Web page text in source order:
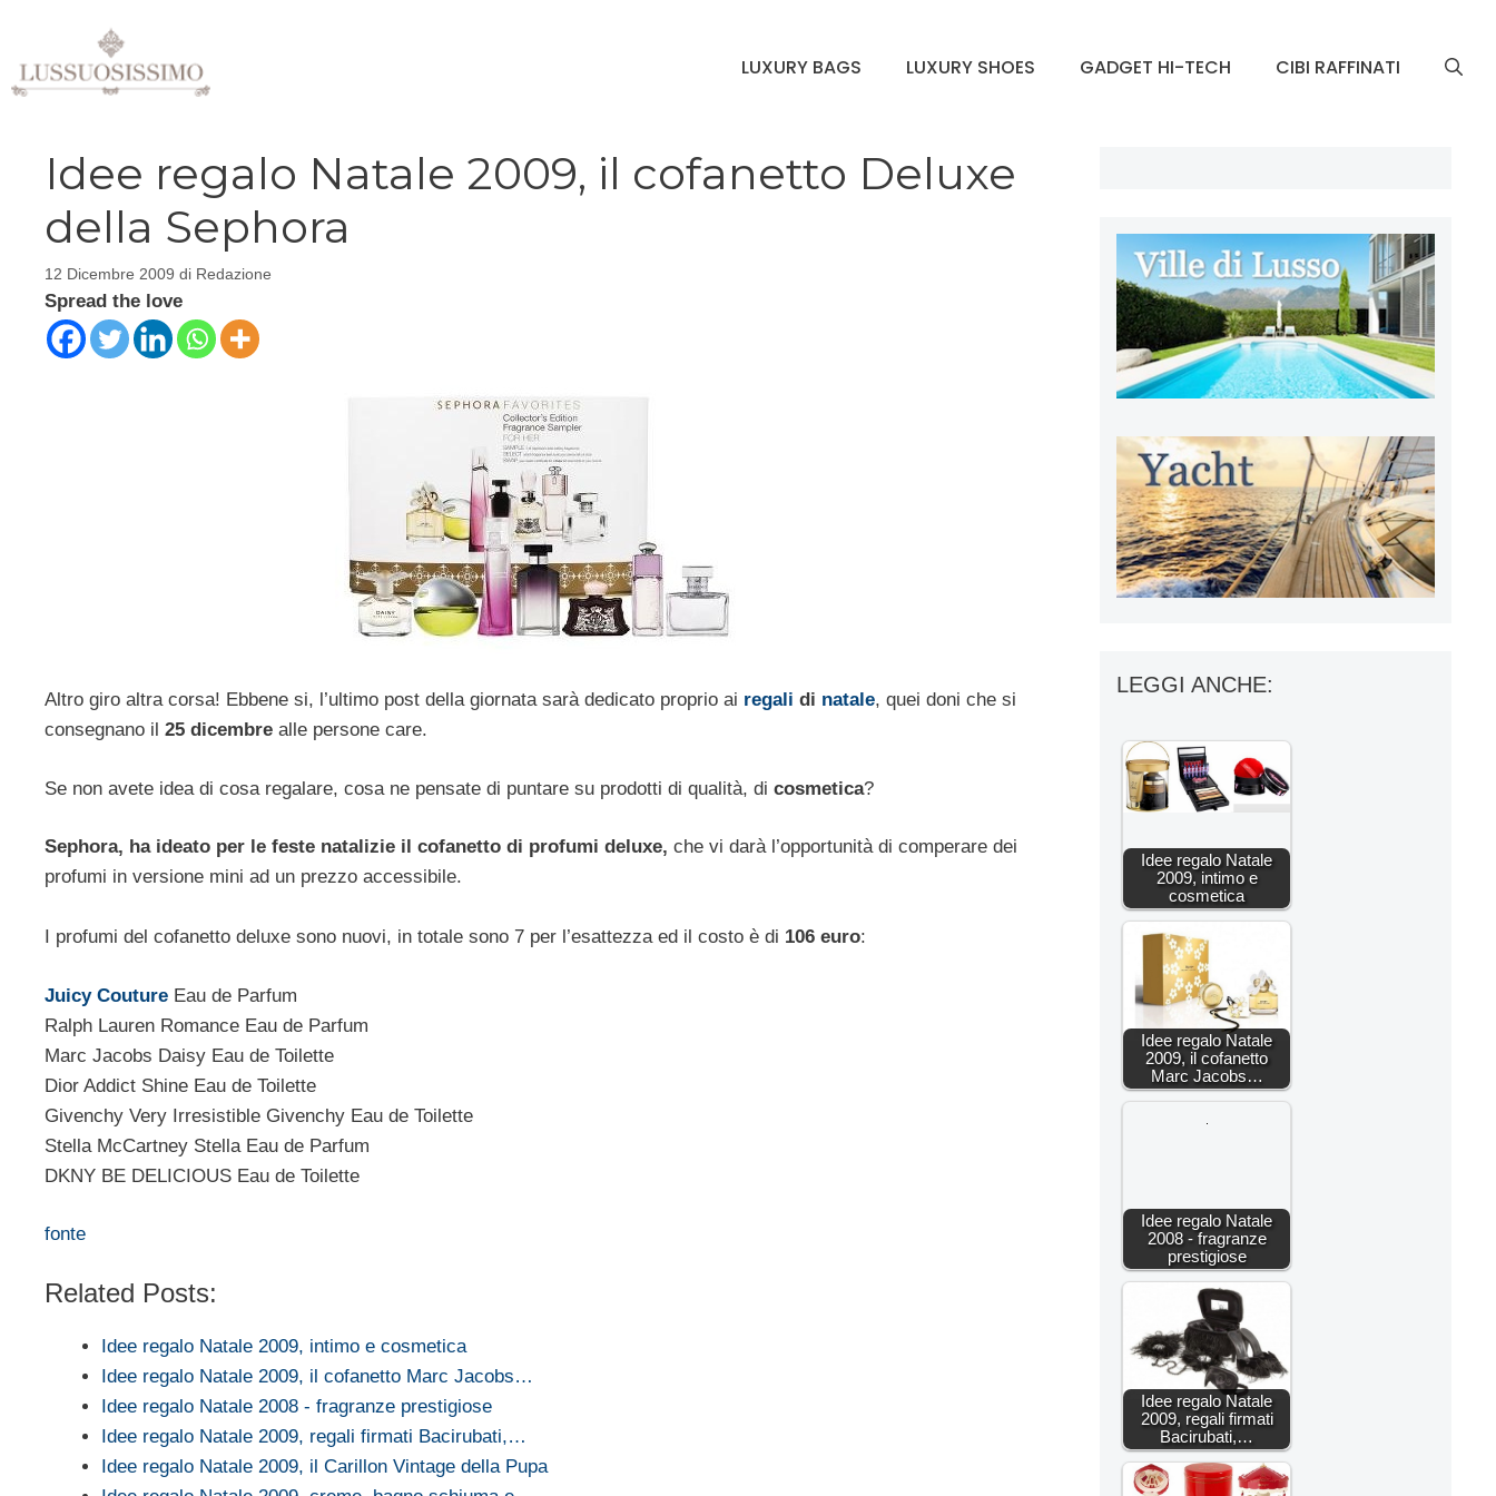
contenuto
LUXURY BAGS LUXURY SHOES GADGET HI-TECH CIBI RAFFINATI
Idee regalo Natale 2009, il cofanetto Deluxe
della Sephora
12 Dicembre 2009 di Redazione
Spread the love
Altro giro altra corsa! Ebbene si, l’ultimo post della giornata sarà dedicato proprio ai regali di natale, quei doni che si
consegnano il 25 dicembre alle persone care.
Se non avete idea di cosa regalare, cosa ne pensate di puntare su prodotti di qualità, di cosmetica?
Sephora, ha ideato per le feste natalizie il cofanetto di profumi deluxe, che vi darà l’opportunità di comperare dei
profumi in versione mini ad un prezzo accessibile.
I profumi del cofanetto deluxe sono nuovi, in totale sono 7 per l’esattezza ed il costo è di 106 euro:
Juicy Couture Eau de Parfum
Ralph Lauren Romance Eau de Parfum
Marc Jacobs Daisy Eau de Toilette
Dior Addict Shine Eau de Toilette
Givenchy Very Irresistible Givenchy Eau de Toilette
Stella McCartney Stella Eau de Parfum
DKNY BE DELICIOUS Eau de Toilette
fonte
Related Posts:
Idee regalo Natale 2009, intimo e cosmetica
Idee regalo Natale 2009, il cofanetto Marc Jacobs…
Idee regalo Natale 2008 - fragranze prestigiose
Idee regalo Natale 2009, regali firmati Bacirubati,…
Idee regalo Natale 2009, il Carillon Vintage della Pupa
LEGGI ANCHE:
Idee regalo Natale
2009, intimo e
cosmetica
Idee regalo Natale
2009, il cofanetto
Marc Jacobs…
Idee regalo Natale
2008 - fragranze
prestigiose
Idee regalo Natale
2009, regali firmati
Bacirubati,…